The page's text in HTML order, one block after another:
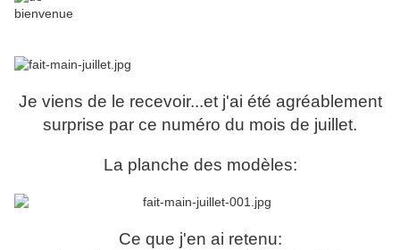
Je viens de le recevoir...et j'ai été agréablement
surprise par ce numéro du mois de juillet.
La planche des modèles:
Ce que j'en ai retenu: